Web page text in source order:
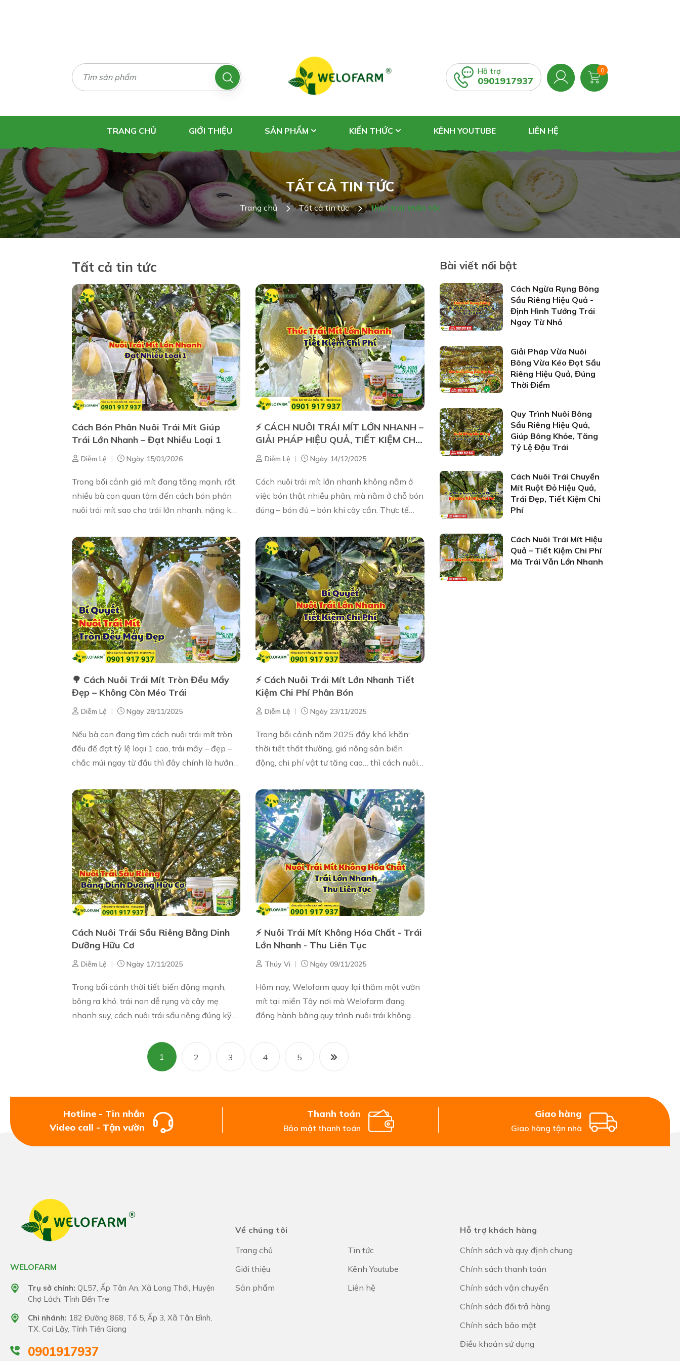
Hỗ trợ
0901917937
0
TRANG CHỦ GIỚI THIỆU SẢN PHẨM KIẾN THỨC KÊNH YOUTUBE LIÊN HỆ
TẤT CẢ TIN TỨC
Trang chủ Tất cả tin tức thúc trái thần tốc
Tất cả tin tức
Cách Bón Phân Nuôi Trái Mít Giúp
Trái Lớn Nhanh – Đạt Nhiều Loại 1
Diễm Lệ | Ngày 15/01/2026
Trong bối cảnh giá mít đang tăng mạnh, rất
nhiều bà con quan tâm đến cách bón phân
nuôi trái mít sao cho trái lớn nhanh, nặng ký
kỹ thuật không chỉ giú...
⚡ CÁCH NUÔI TRÁI MÍT LỚN NHANH –
GIẢI PHÁP HIỆU QUẢ, TIẾT KIỆM CHI
PHÍ
Diễm Lệ | Ngày 14/12/2025
Cách nuôi trái mít lớn nhanh không nằm ở
việc bón thật nhiều phân, mà nằm ở chỗ bón
đúng – bón đủ – bón khi cây cần. Thực tế
bón mỗi tháng nhưng trái v...
🌳 Cách Nuôi Trái Mít Tròn Đều Mẩy
Đẹp – Không Còn Méo Trái
Diễm Lệ | Ngày 28/11/2025
Nếu bà con đang tìm cách nuôi trái mít tròn
đều để đạt tỷ lệ loại 1 cao, trái mẩy – đẹp –
chắc múi ngay từ đầu thì đây chính là hướng
chăm sóc mít, việ...
⚡ Cách Nuôi Trái Mít Lớn Nhanh Tiết
Kiệm Chi Phí Phân Bón
Diễm Lệ | Ngày 23/11/2025
Trong bối cảnh năm 2025 đầy khó khăn:
thời tiết thất thường, giá nông sản biến
động, chi phí vật tư tăng cao… thì cách nuôi
phí là điều mà rất nhiều bà co...
Cách Nuôi Trái Sầu Riêng Bằng Dinh
Dưỡng Hữu Cơ
Diễm Lệ | Ngày 17/11/2025
Trong bối cảnh thời tiết biến động mạnh,
bông ra khó, trái non dễ rụng và cây mẹ
nhanh suy, cách nuôi trái sầu riêng đúng kỹ
đang được bà con đặc biệt qu...
⚡ Nuôi Trái Mít Không Hóa Chất - Trái
Lớn Nhanh - Thu Liên Tục
Thúy Vi | Ngày 09/11/2025
Hôm nay, Welofarm quay lại thăm một vườn
mít tại miền Tây nơi mà Welofarm đang
đồng hành bằng quy trình nuôi trái không
mỗi cây có đến 6–7 trái, tron...
1
2 3 4 5
Bài viết nổi bật
Cách Ngừa Rụng Bông
Sầu Riêng Hiệu Quả -
Định Hình Tướng Trái
Ngay Từ Nhỏ
Giải Pháp Vừa Nuôi
Bông Vừa Kéo Đọt Sầu
Riêng Hiệu Quả, Đúng
Thời Điểm
Quy Trình Nuôi Bông
Sầu Riêng Hiệu Quả,
Giúp Bông Khỏe, Tăng
Tỷ Lệ Đậu Trái
Cách Nuôi Trái Chuyền
Mít Ruột Đỏ Hiệu Quả,
Trái Đẹp, Tiết Kiệm Chi
Phí
Cách Nuôi Trái Mít Hiệu
Quả – Tiết Kiệm Chi Phí
Mà Trái Vẫn Lớn Nhanh
Hotline - Tin nhắn
Video call - Tận vườn
Thanh toán
Bảo mật thanh toán
Giao hàng
Giao hàng tận nhà
WELOFARM
Trụ sở chính: QL57, Ấp Tân An, Xã Long Thới, Huyện
Chợ Lách, Tỉnh Bến Tre
Chi nhánh: 182 Đường 868, Tổ 5, Ấp 3, Xã Tân Bình,
TX. Cai Lậy, Tỉnh Tiền Giang
0901917937
Về chúng tôi
Trang chủ
Giới thiệu
Sản phẩm
Tin tức
Kênh Youtube
Liên hệ
Hỗ trợ khách hàng
Chính sách và quy định chung
Chính sách thanh toán
Chính sách vận chuyển
Chính sách đổi trả hàng
Chính sách bảo mật
Điều khoản sử dụng